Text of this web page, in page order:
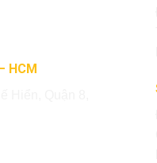
HCM